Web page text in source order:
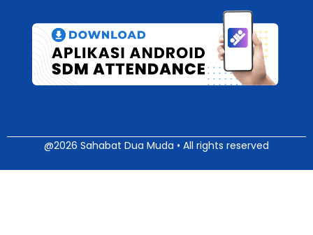
@2026 Sahabat Dua Muda • All rights reserved